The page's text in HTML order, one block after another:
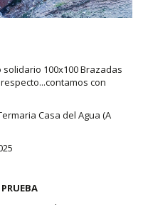
100x100 Brazadas
con
Casa del Agua (A